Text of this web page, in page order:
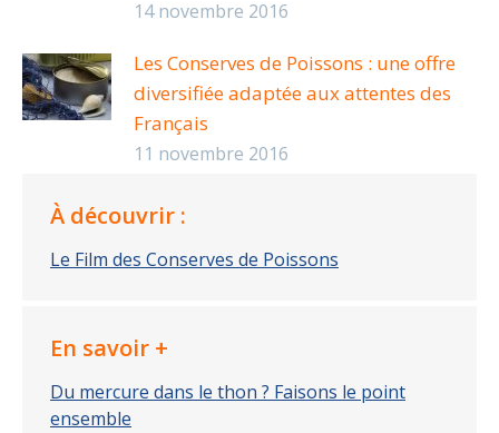
14 novembre 2016
Les Conserves de Poissons : une offre
diversifiée adaptée aux attentes des
Français
11 novembre 2016
À découvrir :
Le Film des Conserves de Poissons
En savoir +
Du mercure dans le thon ? Faisons le point
ensemble